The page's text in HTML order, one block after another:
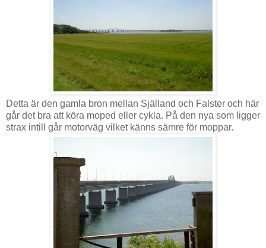
Detta är den gamla bron mellan Själland och Falster och här
går det bra att köra moped eller cykla. På den nya som ligger
strax intill går motorväg vilket känns sämre för moppar.